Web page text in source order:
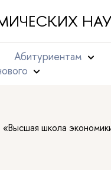
Абитуриентам
«Высшая школа